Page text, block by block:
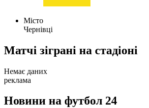
Місто
Чернівці
Матчі зіграні на стадіоні
Немає даних
реклама
Новини на футбол 24